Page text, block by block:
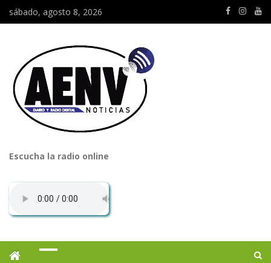
sábado, agosto 8, 2026
Escucha la radio online